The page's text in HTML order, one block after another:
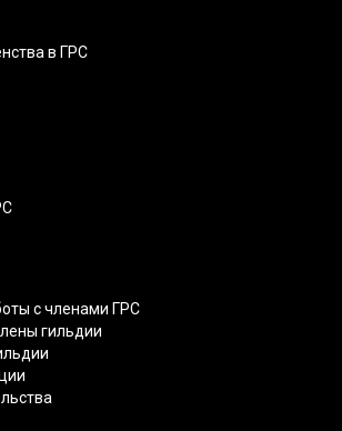
в ГРС
с членами ГРС
гильдии